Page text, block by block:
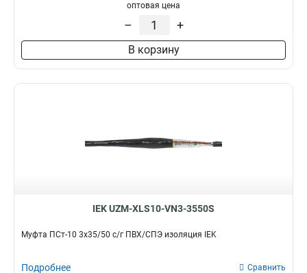
оптовая цена
– +
В корзину
IEK UZM-XLS10-VN3-3550S
Муфта ПСт-10 3х35/50 с/г ПВХ/СПЭ изоляция IEK
Подробнее Сравнить